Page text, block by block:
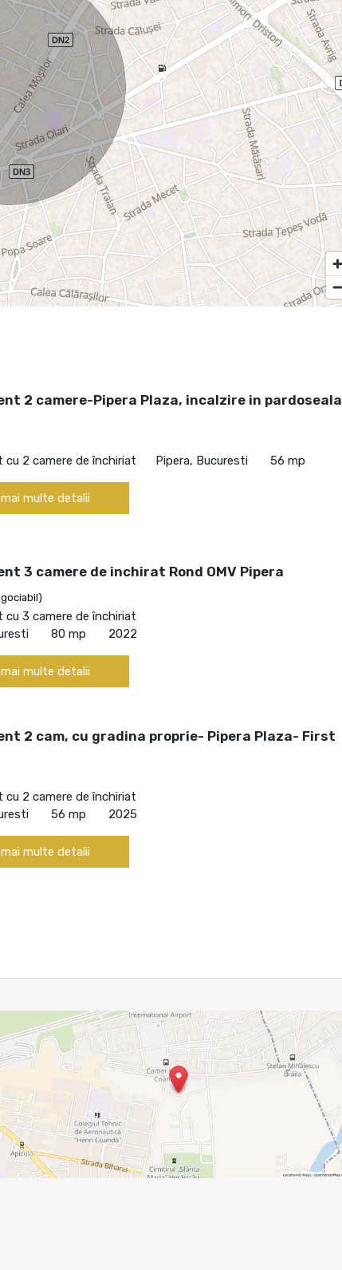
2 camere-Pipera Plaza, incalzire in pardoseala
cu 2 camere de închiriat Pipera, Bucuresti 56 mp
multe detalii
3 camere de inchirat Rond OMV Pipera
cu 3 camere de închiriat
80 mp 2022
multe detalii
2 cam, cu gradina proprie- Pipera Plaza- First
cu 2 camere de închiriat
56 mp 2025
multe detalii